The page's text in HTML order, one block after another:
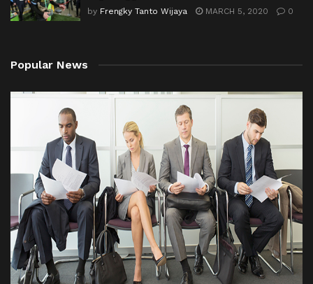
by Frengky Tanto Wijaya MARCH 5, 2020 0
Popular News